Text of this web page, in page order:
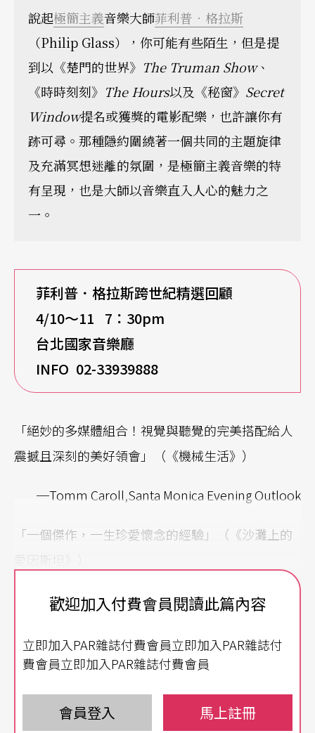
說起極簡主義音樂大師菲利普．格拉斯
（Philip Glass），你可能有些陌生，但是提
到以《楚門的世界》 The Truman Show、
《時時刻刻》 The Hours以及《秘窗》 Secret
Window提名或獲獎的電影配樂，也許讓你有
跡可尋。那種隱約圍繞著一個共同的主題旋律
及充滿冥想迷離的氛圍，是極簡主義音樂的特
有呈現，也是大師以音樂直入人心的魅力之
一。
菲利普．格拉斯跨世紀精選回顧
4/10～11 7：30pm
台北國家音樂廳
INFO 02-33939888
「絕妙的多媒體組合！視覺與聽覺的完美搭配給人
震撼且深刻的美好領會」（《機械生活》）
─Tomm Caroll,Santa Monica Evening Outlook
「一個傑作，一生珍愛懷念的經驗」（《沙灘上的
愛因斯坦》）
─John Rockwell.The New York Times
在我的生涯中，我保留權力來改變我的創作，每個
藝術家亦如此做。……我從未傾向於成為一個「精
基本上這就是我要作的。
歡迎加入付費會員閱讀此篇內容
立即加入PAR雜誌付費會員立即加入PAR雜誌付
費會員立即加入PAR雜誌付費會員
會員登入 馬上註冊